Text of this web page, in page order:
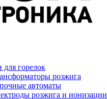
для горелок
розжига
автоматы
розжига и ионизации